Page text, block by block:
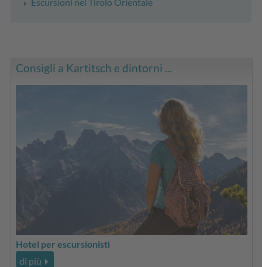
Consigli a Kartitsch e dintorni ...
Hotel per escursionisti
di più